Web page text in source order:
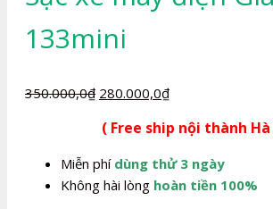
133mini
350.000,0₫ Giá
là:
350.000,0₫.
280.000,0₫Giá
tại
là:
280.000,0₫.
( Free ship nội thành
Miễn phí dùng thử 3 ngày
Không hài lòng hoàn tiền 100%